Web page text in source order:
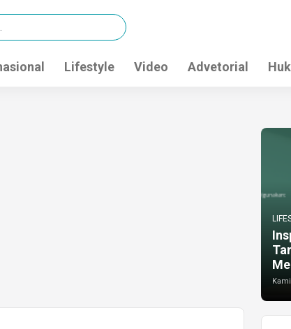
Lifestyle Video Advetorial